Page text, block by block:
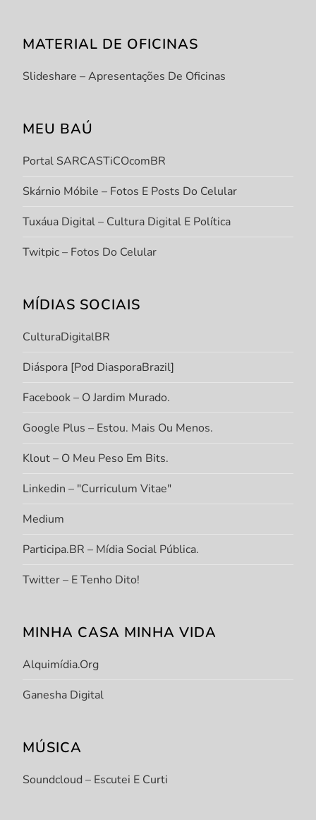
MATERIAL DE OFICINAS
Slideshare – Apresentações De Oficinas
MEU BAÚ
Portal SARCASTiCOcomBR
Skárnio Móbile – Fotos E Posts Do Celular
Tuxáua Digital – Cultura Digital E Política
Twitpic – Fotos Do Celular
MÍDIAS SOCIAIS
CulturaDigitalBR
Diáspora [Pod DiasporaBrazil]
Facebook – O Jardim Murado.
Google Plus – Estou. Mais Ou Menos.
Klout – O Meu Peso Em Bits.
Linkedin – "Curriculum Vitae"
Medium
Participa.BR – Mídia Social Pública.
Twitter – E Tenho Dito!
MINHA CASA MINHA VIDA
Alquimídia.org
Ganesha Digital
MÚSICA
Soundcloud – Escutei E Curti